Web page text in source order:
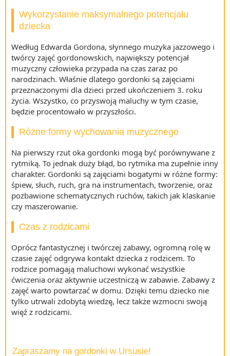
Wykorzystanie maksymalnego potencjału
dziecka
Według Edwarda Gordona, słynnego muzyka jazzowego i
twórcy zajęć gordonowskich, największy potencjał
muzyczny człowieka przypada na czas zaraz po
narodzinach. Właśnie dlatego gordonki są zajęciami
przeznaczonymi dla dzieci przed ukończeniem 3. roku
życia. Wszystko, co przyswoją maluchy w tym czasie,
będzie procentowało w przyszłości.
Różne formy wychowania muzycznego
Na pierwszy rzut oka gordonki mogą być porównywane z
rytmiką. To jednak duży błąd, bo rytmika ma zupełnie inny
charakter. Gordonki są zajęciami bogatymi w różne formy:
śpiew, słuch, ruch, gra na instrumentach, tworzenie, oraz
pozbawione schematycznych ruchów, takich jak klaskanie
czy maszerowanie.
Czas z rodzicami
Oprócz fantastycznej i twórczej zabawy, ogromną rolę w
czasie zajęć odgrywa kontakt dziecka z rodzicem. To
rodzice pomagają maluchowi wykonać wszystkie
ćwiczenia oraz aktywnie uczestniczą w zabawie. Zabawy z
zajęć warto powtarzać w domu. Dzięki temu dziecko nie
tylko utrwali zdobytą wiedzę, lecz także wzmocni swoją
więź z rodzicami.
Zapraszamy na gordonki w Ursusie!